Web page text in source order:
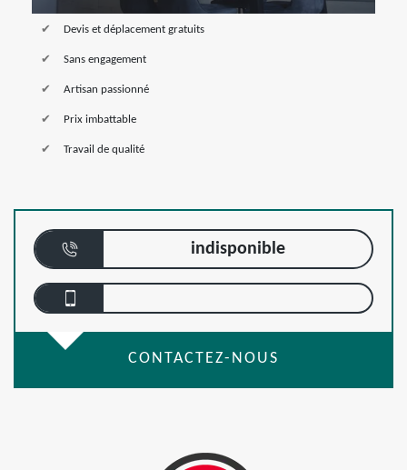
Devis et déplacement gratuits
Sans engagement
Artisan passionné
Prix imbattable
Travail de qualité
indisponible
CONTACTEZ-NOUS